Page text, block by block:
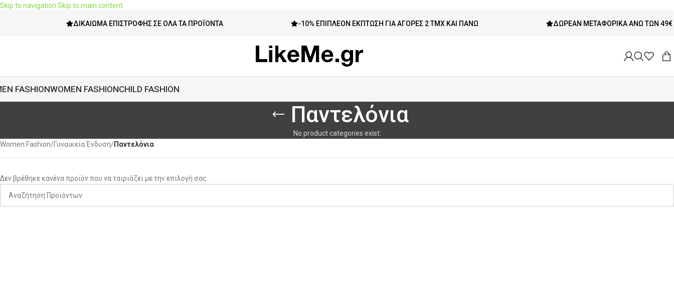
Skip to navigation Skip to main content
ΔΙΚΑΊΩΜΑ ΕΠΙΣΤΡΟΦΉΣ ΣΕ ΌΛΑ ΤΑ ΠΡΟΪΌΝΤΑ -10% ΕΠΙΠΛΈΟΝ ΈΚΠΤΩΣΗ ΓΙΑ ΑΓΟΡΈΣ 2 ΤΜΧ ΚΑΙ ΠΆΝΩ ΔΩΡΕΆΝ ΜΕΤΑΦΟΡΙΚΆ ΆΝΩ ΤΩΝ 49€
FASHIONWOMEN FASHIONCHILD FASHION
Παντελόνια
No product categories exist.
Women Fashion/Γυναικεία Ένδυση/Παντελόνια
Δεν βρέθηκε κανένα προϊόν που να ταιριάζει με την επιλογή σας.